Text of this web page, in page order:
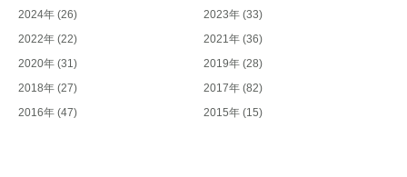
2024年 (26) 2023年 (33)
2022年 (22) 2021年 (36)
2020年 (31) 2019年 (28)
2018年 (27) 2017年 (82)
2016年 (47) 2015年 (15)